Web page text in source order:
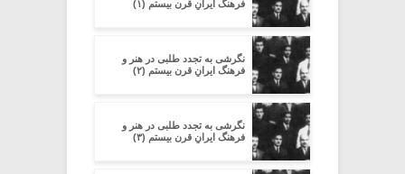
فرهنگ ایرانِ قرن بیستم (۱)
نگرشی به تجدد طلبی در هنر و
فرهنگ ایرانِ قرن بیستم (۲)
نگرشی به تجدد طلبی در هنر و
فرهنگ ایرانِ قرن بیستم (۳)